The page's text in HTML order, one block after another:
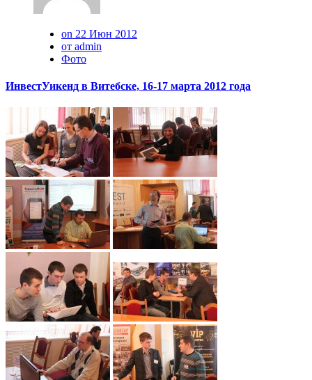
on 22 Июн 2012
от admin
Фото
ИнвестУикенд в Витебске, 16-17 марта 2012 года